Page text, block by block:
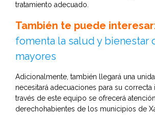
tratamiento adecuado.
También te puede
fomenta la salud y bienestar
mayores
Adicionalmente, también llegará una
necesitará adecuaciones para su correcta
través de este equipo se ofrecerá
derechohabientes de los municipios de